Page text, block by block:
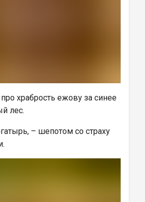
храбрость ежову за синее
лес.
– шепотом со страху